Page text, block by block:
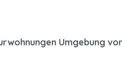
Umgebung